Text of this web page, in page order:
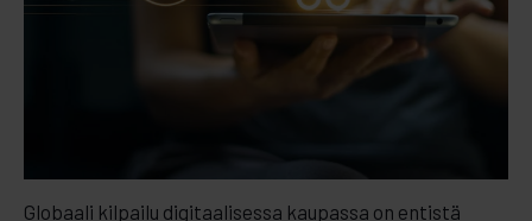
Globaali kilpailu digitaalisessa kaupassa on entistä